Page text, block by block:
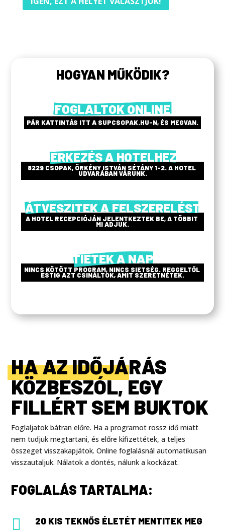
HOGYAN MŰKÖDIK?
FOGLALTOK ONLINE
PÁR KATTINTÁS ITT A SUPCSOPAK.HU-N, ÉS MEGVAN.
ÉRKEZÉS A HOTELHEZ
8229 CSOPAK, ÖRKÉNY ISTVÁN SÉTÁNY 1-2. A HOTEL
UDVARÁBAN VÁRUNK.
ÁTVESZITEK A FELSZERELÉST
A HOTEL RECEPCIÓJÁN JELENTKEZTEK BE, A TÖBBIT
MI ADJUK.
TIÉTEK A NAP
NINCS KÖTÖTT PROGRAM, NINCS SIETSÉG. REGGELTŐL
ESTIG AZT CSINÁLTOK, AMIT SZERETNÉTEK.
HA AZ IDŐJÁRÁS
KÖZBESZÓL, EGY
FILLÉRT SEM BUKTOK
Foglaljatok bátran előre. Ha a programot rossz idő miatt
nem tudjuk megtartani, és előre kifizettétek, a teljes
összeget visszakapjátok. Online foglalásnál automatikusan
visszautaljuk. Nálatok a döntés, nálunk a kockázat.
FOGLALÁS TARTALMA:
 20 KIS TEKNŐS ÉLETÉT MENTITEK MEG